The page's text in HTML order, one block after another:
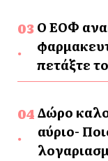
Ο ΕΟΦ
πετάξτε το
Δώρο
αύριο-